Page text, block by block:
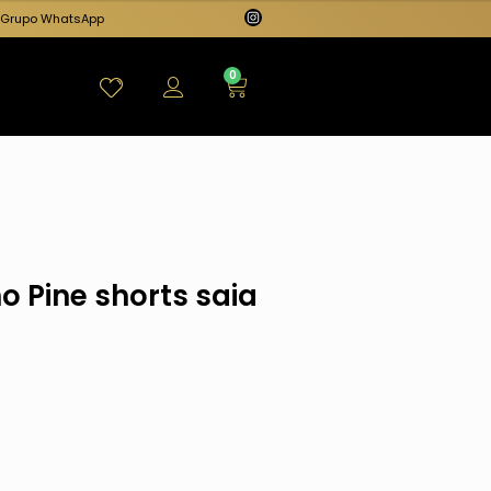
Grupo WhatsApp
0
Pine shorts saia